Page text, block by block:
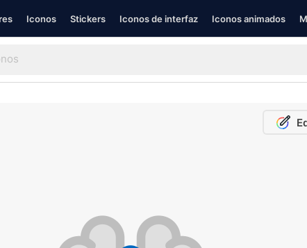
Iconos Stickers Iconos de interfaz Iconos animados